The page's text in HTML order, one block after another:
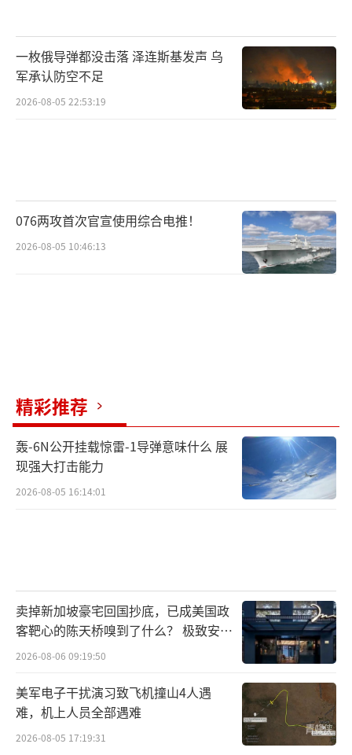
一枚俄导弹都没击落 泽连斯基发声 乌
军承认防空不足
2026-08-05 22:53:19
076两攻首次官宣使用综合电推！
2026-08-05 10:46:13
精彩推荐
轰-6N公开挂载惊雷-1导弹意味什么 展
现强大打击能力
2026-08-05 16:14:01
卖掉新加坡豪宅回国抄底，已成美国政
客靶心的陈天桥嗅到了什么？ 极致安全
的追寻
2026-08-06 09:19:50
美军电子干扰演习致飞机撞山4人遇
难，机上人员全部遇难
2026-08-05 17:19:31